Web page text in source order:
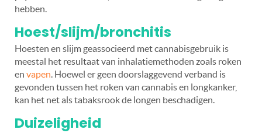
hebben.
Hoest/slijm/bronchitis
Hoesten en slijm geassocieerd met cannabisgebruik is
meestal het resultaat van inhalatiemethoden zoals roken
en vapen . Hoewel er geen doorslaggevend verband is
gevonden tussen het roken van cannabis en longkanker,
kan het net als tabaksrook de longen beschadigen.
Duizeligheid